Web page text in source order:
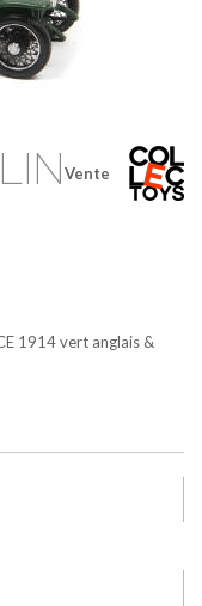
Vente
1914vert anglais &